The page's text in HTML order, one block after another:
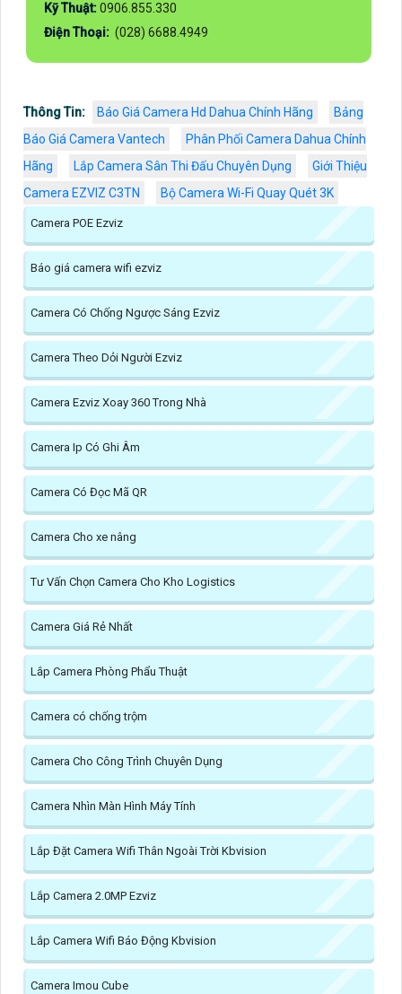
Kỹ Thuật:0906.855.330
Điện Thoại: (028) 6688.4949
Thông Tin: Báo Giá Camera Hd Dahua Chính Hãng
Bảng
Báo Giá Camera Vantech
Phân Phối Camera Dahua Chính
Hãng
Lắp Camera Sân Thi Đấu Chuyên Dụng
Giới Thiệu
Camera EZVIZ C3TN
Bộ Camera Wi-Fi Quay Quét 3K
Camera POE Ezviz
Báo giá camera wifi ezviz
Camera Có Chống Ngược Sáng Ezviz
Camera Theo Dỏi Người Ezviz
Camera Ezviz Xoay 360 Trong Nhà
Camera Ip Có Ghi Âm
Camera Có Đọc Mã QR
Camera Cho xe nâng
Tư Vấn Chọn Camera Cho Kho Logistics
Camera Giá Rẻ Nhất
Lắp Camera Phòng Phẩu Thuật
Camera có chống trộm
Camera Cho Công Trình Chuyên Dụng
Camera Nhìn Màn Hình Máy Tính
Lắp Đặt Camera Wifi Thân Ngoài Trời Kbvision
Lắp Camera 2.0MP Ezviz
Lắp Camera Wifi Báo Động Kbvision
Camera Imou Cube